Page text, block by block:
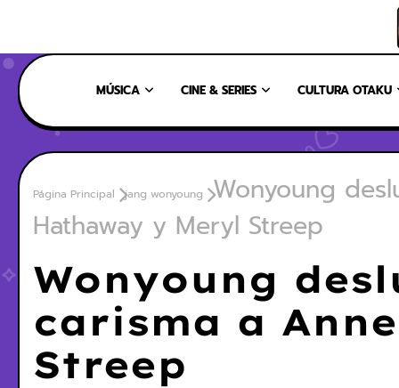
MÚSICA CINE & SERIES CULTURA OTAKU
Página Principal jang wonyoung
Wonyoung
Hathaway y Meryl Streep
Wonyoung
carisma a
Streep